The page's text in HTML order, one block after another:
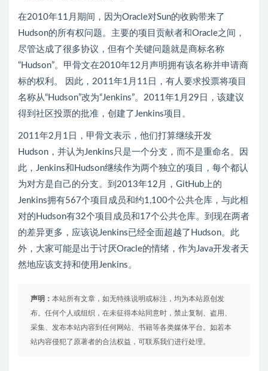
在2010年11月期间，因为Oracle对Sun的收购带来了
Hudson的所有权问题。主要的项目贡献者和Oracle之间，
尽管达成了很多协议，但有个关键问题就是商标名称
“Hudson”。甲骨文在2010年12月声明拥有该名称并申请商
标的权利。 因此，2011年1月11日，有人要求投票将项目
名称从“Hudson”改为“Jenkins”。2011年1月29日，该建议
得到社区投票的批准，创建了Jenkins项目。
2011年2月1日，甲骨文表示，他们打算继续开发
Hudson，并认为Jenkins只是一个分支，而不是重命名。因
此，Jenkins和Hudson继续作为两个独立的项目，每个都认
为对方是自己的分支。到2013年12月，GitHub上的
Jenkins拥有567个项目成员和约1,100个公共仓库，与此相
对的Hudson有32个项目成员和17个公共仓库。到现在两者
的差异更多，应该说Jenkins已经全面超越了Hudson。此
外，大家可能是出于讨厌Oracle的情绪，作为Java开发者天
然地应该支持和使用Jenkins。
声明： 本站所有文章，如无特殊说明或标注，均为本站原创发
布。任何个人或组织，在未征得本站同意时，禁止复制、盗用、
采集、发布本站内容到任何网站、书籍等各类媒体平台。如若本
站内容侵犯了原著者的合法权益，可联系我们进行处理。